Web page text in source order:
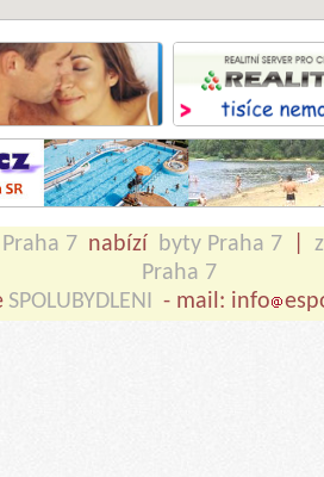
7 nabízí byty Praha 7
Praha 7
SPOLUBYDLENI - mail: info